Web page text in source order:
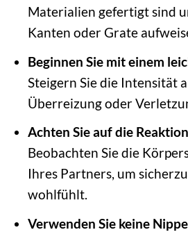
Materialien gefertigt sind
Kanten oder Grate
Beginnen Sie mit einem
Steigern Sie die Intensität
Überreizung oder
Achten Sie auf die
Beobachten Sie die
Ihres Partners, um
wohlfühlt.
Verwenden Sie keine